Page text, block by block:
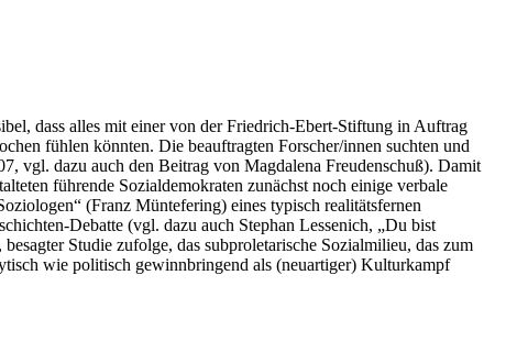
dass alles mit einer von der Friedrich-Ebert-Stiftung in Auftrag
fühlen könnten. Die beauftragten Forscher/innen suchten und
vgl. dazu auch den Beitrag von Magdalena Freudenschuß). Damit
führende Sozialdemokraten zunächst noch einige verbale
(Franz Müntefering) eines typisch realitätsfernen
Debatte (vgl. dazu auch Stephan Lessenich, „Du bist
Studie zufolge, das subproletarische Sozialmilieu, das zum
wie politisch gewinnbringend als (neuartiger) Kulturkampf